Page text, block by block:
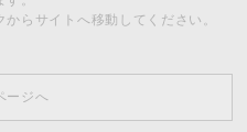
らサイトへ移動してください。
ージへ